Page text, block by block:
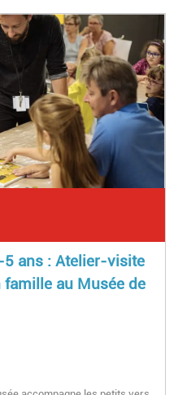
ans : Atelier-visite
au Musée de